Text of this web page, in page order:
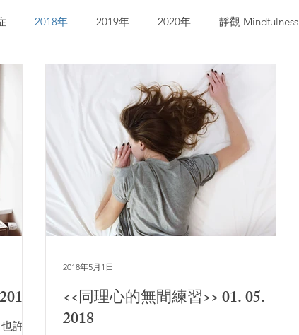
2018年 2019年 2020年 靜觀 Mindfulness
許對
<<同理心的無間練習>> 01. 05.
2018
2018年5月1日